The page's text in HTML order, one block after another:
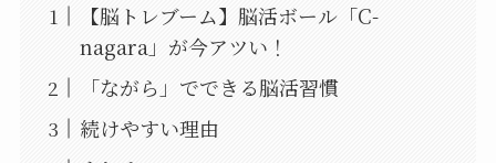
【脳トレブーム】脳活ボール「C-
nagara」が今アツい！
「ながら」でできる脳活習慣
続けやすい理由